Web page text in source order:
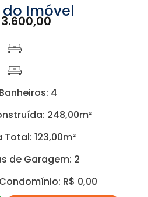
Imóvel
3.600,00
Banheiros: 4
248,00m²
Total: 123,00m²
de Garagem: 2
R$ 0,00